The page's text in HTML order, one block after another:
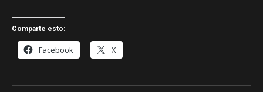
Comparte esto:
Facebook X